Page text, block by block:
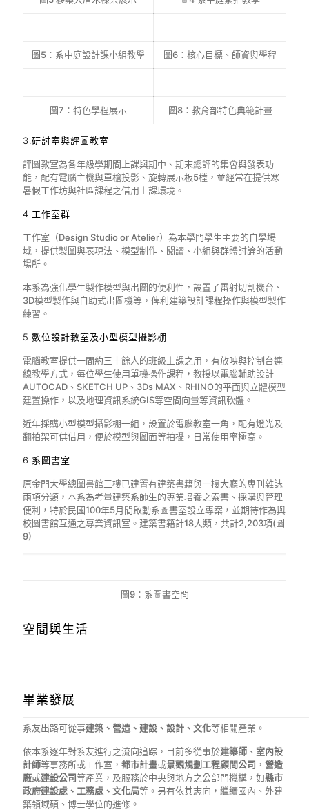
圖5：系中庭設計課小組教學 圖6：核心目標、師資與學程
圖7：特色學程展示 圖8：教育部特色典範計畫
3.研討室與評圖教室
評圖教室為各年級學期間上課與期中、期末總評的集會與發表功
能，配有電腦主機與單槍投影、旋轉展示板5樘，並經常在提供寒
暑假工作坊與社區課程之借用上課環境。
4.工作室群
工作室（Design Studio or Atelier）為本學門學生主要的自學場
域，提供製圖與表現法、模型制作、閱讀、小組與群體討論的活動
場所。
本系為強化學生製作模型與出圖的便利性，設置了雷射切割機台、
3D模型製作與自助式出圖機等，俾利建築設計課程操作與模型製作
練習。
5.數位設計教室及小型模型攝影棚
電腦教室提供一間約三十餘人的班級上課之用，有放映與控制台連
線教學方式，每位學生使用單機操作課程，教授以電腦輔助設計
AUTOCAD、SKETCH UP、3Ds MAX、RHINO的平面與立體模型
建置操作，以及地理資訊系統GIS等空間向量等資訊軟體。
近年採購小型模型攝影棚一組，設置於電腦教室一角，配有燈光及
翻拍架可供借用，便於模型與圖面等拍攝，日常使用率極高。
6.系圖書室
原金門大學總圖書館三樓已建置有建築書籍與一樓大廳的專刊雜誌
兩項分類，本系為考量建築系師生的專業培養之索書、採購與管理
便利，特於民國100年5月間啟動系圖書室設立專案，並期待作為與
校圖書館互通之專業資訊室。建築書籍計18大類，共計2,203項(圖
9)
圖9：系圖書空間
空間與生活
畢業發展
系友出路可從事建築、營造、建設、設計、文化等相關產業。
依本系逐年對系友進行之流向追踪，目前多從事於建築師 、 室內設
計師等事務所或工作室， 都市計畫或景觀規劃工程顧問公司 ， 營造
廠或建設公司等產業，及服務於中央與地方之公部門機構，如縣市
政府建設處、工務處、文化局等。另有依其志向，繼續國內、外建
築領域碩、博士學位的進修。